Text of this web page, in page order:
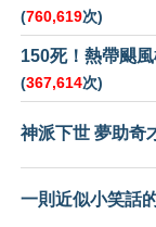
(760,619次)
150死！熱帶颶
(367,614次)
神派下世 夢助奇
一則近似小笑話